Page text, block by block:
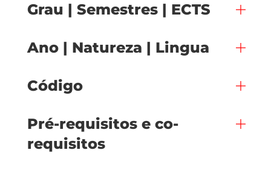
Grau | Semestres | ECTS
Ano | Natureza | Lingua
Código
Pré-requisitos e co-
requisitos